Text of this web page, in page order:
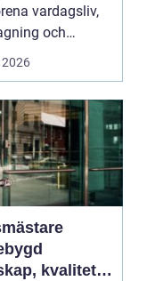
vardagsliv,
och
i et...
2026
kvalitet